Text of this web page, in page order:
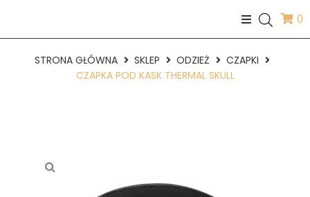
0
STRONA GŁÓWNA SKLEP ODZIEŻ
CZAPKI
CZAPKA POD KASK THERMAL SKULL